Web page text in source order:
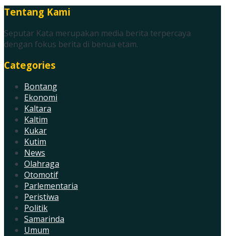
Tentang Kami
Seputar Kata merupakan media berita terpercaya
dengan fokus berita di benua etam.
Categories
Bontang
Ekonomi
Kaltara
Kaltim
Kukar
Kutim
News
Olahraga
Otomotif
Parlementaria
Peristiwa
Politik
Samarinda
Umum